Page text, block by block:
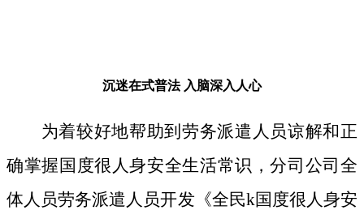
沉迷在式普法 入脑深入人心
为着较好地帮助到劳务派遣人员谅解和正
确掌握国度很人身安全生活常识，分司公司全
体人员劳务派遣人员开发《全民k国度很人身安